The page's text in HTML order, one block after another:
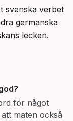
svenska verbet
germanska
lecken.
?
för något
maten också